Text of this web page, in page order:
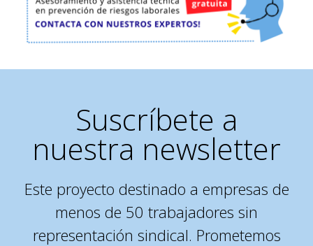
Suscríbete a
nuestra newsletter
Este proyecto destinado a empresas de
menos de 50 trabajadores sin
representación sindical. Prometemos